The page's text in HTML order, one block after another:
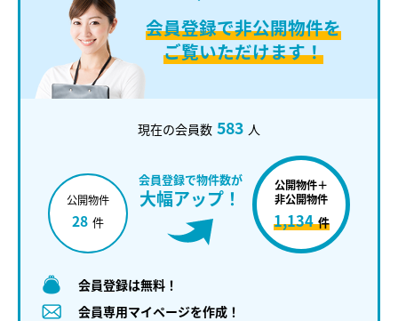
会員登録で非公開物件を
ご覧いただけます！
現在の会員数 583 人
会員登録で物件数が
大幅アップ！
公開物件
28 件
公開物件＋
非公開物件
1,134 件
会員登録は無料！
会員専用マイページを作成！